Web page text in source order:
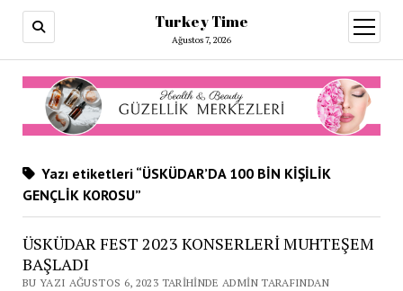
Turkey Time
Ağustos 7, 2026
aç
Yazı etiketleri “ÜSKÜDAR’DA 100 BİN KİŞİLİK
GENÇLİK KOROSU”
ÜSKÜDAR FEST 2023 KONSERLERİ MUHTEŞEM
BAŞLADI
BU YAZI AĞUSTOS 6, 2023 TARIHINDE ADMIN TARAFINDAN